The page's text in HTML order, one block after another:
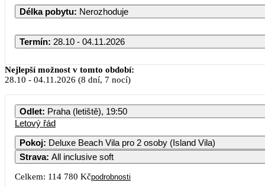
Délka pobytu: Nerozhoduje
Termín: 28.10 - 04.11.2026
Nejlepší možnost v tomto období:
28.10 - 04.11.2026 (8 dní, 7 nocí)
Odlet: Praha (letiště), 19:50
Letový řád
Pokoj: Deluxe Beach Vila pro 2 osoby (Island Vila)
Strava: All inclusive soft
Celkem: 114 780 Kčpodrobnosti